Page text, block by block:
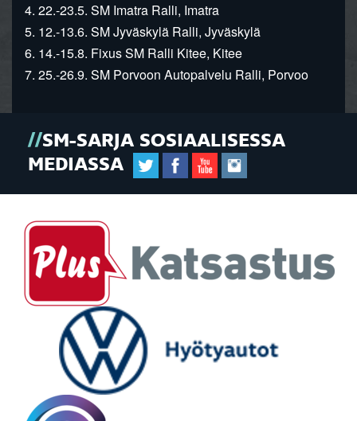
4. 22.-23.5. SM Imatra Ralli, Imatra
5. 12.-13.6. SM Jyväskylä Ralli, Jyväskylä
6. 14.-15.8. Fixus SM Ralli Kitee, Kitee
7. 25.-26.9. SM Porvoon Autopalvelu Ralli, Porvoo
SM-SARJA SOSIAALISESSA
MEDIASSA